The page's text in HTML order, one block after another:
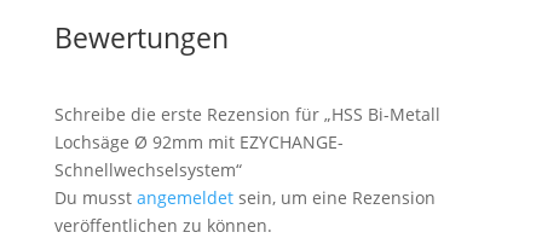
EZYCHANGE-
Schnellwechselsystem
Bewertungen
Schreibe die erste Rezension für „HSS Bi-Metall
Lochsäge Ø 92mm mit EZYCHANGE-
Schnellwechselsystem“
Du musst angemeldetsein, um eine Rezension
veröffentlichen zu können.